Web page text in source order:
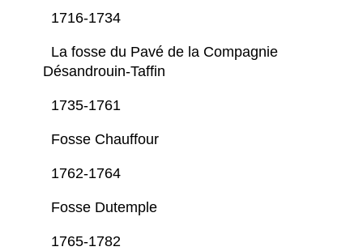
1716-1734
La fosse du Pavé de la Compagnie
Désandrouin-Taffin
1735-1761
Fosse Chauffour
1762-1764
Fosse Dutemple
1765-1782